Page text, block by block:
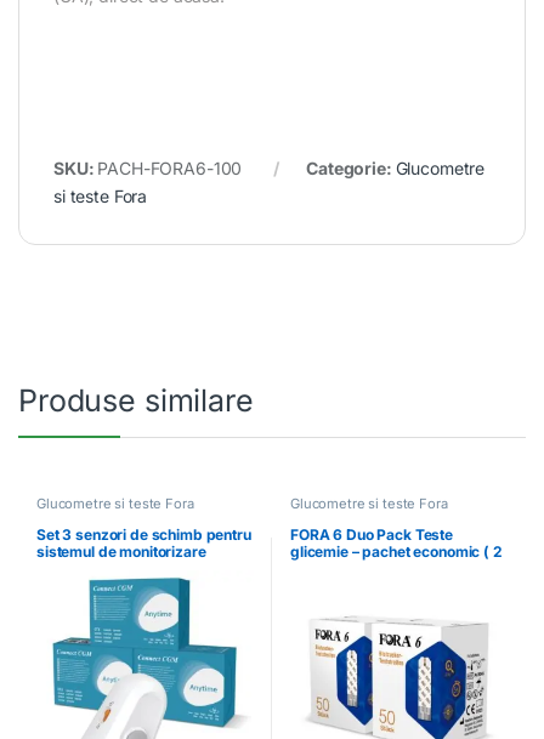
SKU: PACH-FORA6-100 Categorie: Glucometre
si teste Fora
Produse similare
Glucometre si teste Fora
Set 3 senzori de schimb pentru
sistemul de monitorizare
CGM CT3
Glucometre si teste Fora
FORA 6 Duo Pack Teste
glicemie – pachet economic ( 2